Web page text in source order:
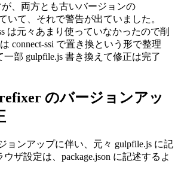
、両方とも古いバージョンの
いて、それで警告が出ていました。
は元々あまり使っていなかったので削
は connect-ssi で置き換という形で整理
一部 gulpfile.js 書き換えて修正は完了
のバージョンアッ
ョンアップに伴い、元々 gulpfile.js に記
ザ設定は、package.json に記述するよ